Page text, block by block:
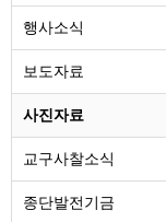
행사소식
보도자료
사진자료
교구사찰소식
종단발전기금